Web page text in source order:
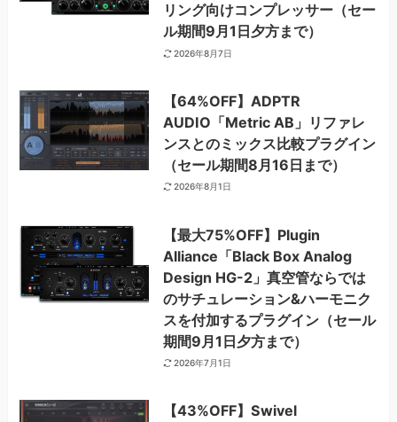
リング向けコンプレッサー（セー
ル期間9月1日夕方まで）
2026年8月7日
【64%OFF】ADPTR
AUDIO「Metric AB」リファレ
ンスとのミックス比較プラグイン
（セール期間8月16日まで）
2026年8月1日
【最大75%OFF】Plugin
Alliance「Black Box Analog
Design HG-2」真空管ならでは
のサチュレーション&ハーモニク
スを付加するプラグイン（セール
期間9月1日夕方まで）
2026年7月1日
【43%OFF】Swivel